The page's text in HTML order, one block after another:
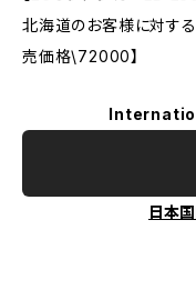
北海道のお客様に対す
売価格\72000】
日本